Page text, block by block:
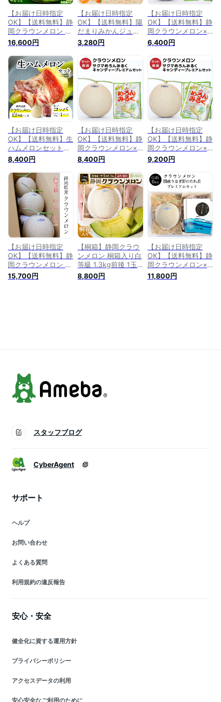
【お届け日時指定
OK】【送料無料】静
岡クラウンメロン 山
等級 1.3kg前後 2玉
ガラス温室栽培 化粧
箱入 静岡県産
16,600円
【お届け日時指定
OK】【送料無料】陽
だまりみかんジュー
ス ストレート180ml
6本 果汁100％ 無添
加ジュース ガラス温
室栽培 産地直送 静
静岡県産 みかん メ
ロン専門店 贈答 お
祝い プレゼント メ
ロンショップマエシ
マ 贈り物 ギフト お
中元 敬老の日
3,280円
【お届け日時指定
OK】【送料無料】静
岡クラウンメロン×
サクマめろんみるく
キャンディーセット
(クラウンメロン白等
級 1玉 (静岡県産) サ
ャンディー×1)
6,400円
【お届け日時指定
OK】【送料無料】生
ハムメロンセット
(クラウンメロン白等
級 1玉 (静岡県産) 生
ハム(コッパ×1))ガラ
ス温室栽培
8,400円
【お届け日時指定
OK】【送料無料】静
岡クラウンメロン×
サクマめろんみるく
キャンディープレミ
アムセット (クラウ
ンメロン山等級 1玉
(静岡県産) サクマめ
ろんみるくキャンデ
ィー×1)
8,400円
【お届け日時指定
OK】【送料無料】静
岡クラウンメロン×
サクマめろんみるく
キャンディープレミ
アムセット (クラウ
ンメロン山等級 1玉
(静岡県産) サクマめ
ろんみるくキャンデ
ィー×3)
9,200円
【お届け日時指定
OK】【送料無料】静
岡クラウンメロン 白
等級 1.3kg前後 3玉
静岡県産ガラス温室
15,700円
【桐箱】静岡クラウ
ンメロン 桐箱入り白
等級 1.3kg前後 1玉
ガラス温室栽培 静岡
県産 (送料無料)(日時
8,800円
【お届け日時指定
OK】【送料無料】静
岡クラウンメロン×
国産うなぎ肝のたれ
煮プレミアムギフト
11,800円
スタッフブログ
CyberAgent
サポート
ヘルプ
お問い合わせ
よくある質問
利用規約の違反報告
安心・安全
健全化に資する運用方針
プライバシーポリシー
アクセスデータの利用
安心安全なご利用のために